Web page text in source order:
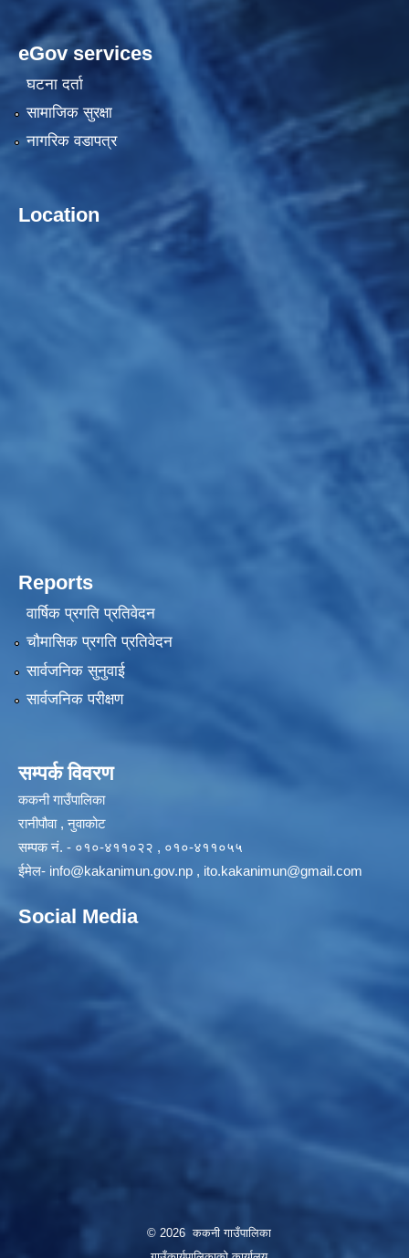
eGov services
घटना दर्ता
सामाजिक सुरक्षा
नागरिक वडापत्र
Location
Reports
वार्षिक प्रगति प्रतिवेदन
चौमासिक प्रगति प्रतिवेदन
सार्वजनिक सुनुवाई
सार्वजनिक परीक्षण
सम्पर्क विवरण
ककनी गाउँपालिका
रानीपौवा , नुवाकोट
सम्पक नं. - ०१०-४११०२२ , ०१०-४११०५५
ईमेल- info@kakanimun.gov.np , ito.kakanimun@gmail.com
Social Media
© 2026 ककनी गाउँपालिका